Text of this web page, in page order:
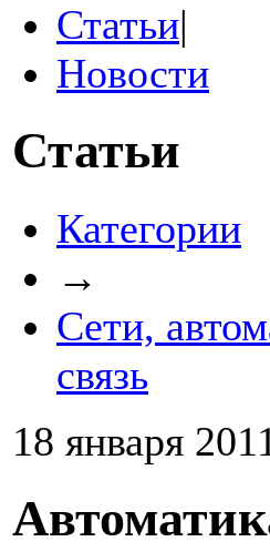
Статьи|
Новости
Статьи
Категории
→
Сети,
связь
18 января